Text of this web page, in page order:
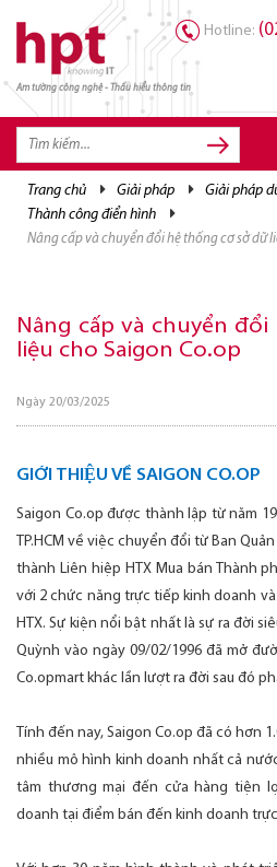
Am tường công nghệ - Thấu hiểu thông tin
Hotline:
trang chủ giải pháp
giải pháp
thành công điển hình
nâng cấp và chuyển đổi hệ thống cơ sở dữ
Nâng cấp và chuyển
liệu cho Saigon Co.op
Ngày 20/03/2025
GIỚI THIỆU VỀ SAIGON CO.OP
Saigon Co.op được thành lập từ năm
TP.HCM về việc chuyển đổi từ Ban
thành Liên hiệp HTX Mua bán Thành
với 2 chức năng trực tiếp kinh doanh
HTX. Sự kiện nổi bật nhất là sự ra đời
Quỳnh vào ngày 09/02/1996 đã mở
Co.opmart khác lần lượt ra đời sau đó
Tính đến nay, Saigon Co.op đã có hơn
nhiều mô hình kinh doanh nhất cả
tâm thương mại đến cửa hàng tiện
doanh tại điểm bán đến kinh doanh
TRANG CHỦ
TRANG CHỦ
GIẢI PHÁP
CƠ HỘI NGHỀ NGHIỆP